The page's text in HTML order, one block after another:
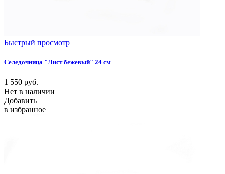
Быстрый просмотр
Селедочница "Лист бежевый" 24 см
1 550 руб.
Нет в наличии
Добавить
в избранное